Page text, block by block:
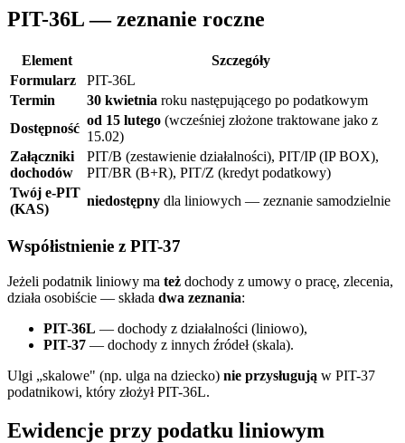
PIT-36L — zeznanie roczne
Element
Szczegóły
Formularz
PIT-36L
Termin
30 kwietnia roku następującego po podatkowym
Dostępność
od 15 lutego (wcześniej złożone traktowane jako z
15.02)
Załączniki
dochodów
PIT/B (zestawienie działalności), PIT/IP (IP BOX),
PIT/BR (B+R), PIT/Z (kredyt podatkowy)
Twój e-PIT
(KAS)
niedostępny dla liniowych — zeznanie samodzielnie
Współistnienie z PIT-37
Jeżeli podatnik liniowy ma też dochody z umowy o pracę, zlecenia,
działa osobiście — składa dwa zeznania:
PIT-36L — dochody z działalności (liniowo),
PIT-37 — dochody z innych źródeł (skala).
Ulgi „skalowe" (np. ulga na dziecko) nie przysługują w PIT-37
podatnikowi, który złożył PIT-36L.
Ewidencje przy podatku liniowym